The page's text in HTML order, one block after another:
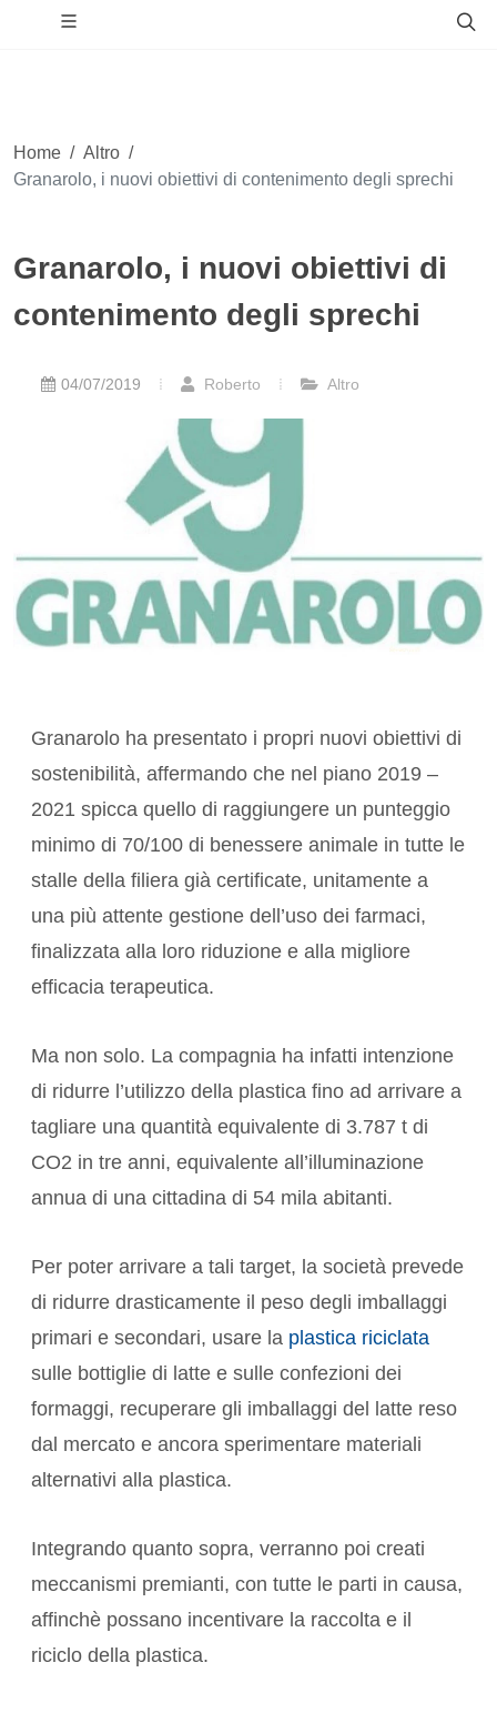
Home / Altro /
Granarolo, i nuovi obiettivi di contenimento degli sprechi
Granarolo, i nuovi obiettivi di
contenimento degli sprechi
04/07/2019 Roberto Altro
Granarolo ha presentato i propri nuovi obiettivi di
sostenibilità, affermando che nel piano 2019 –
2021 spicca quello di raggiungere un punteggio
minimo di 70/100 di benessere animale in tutte le
stalle della filiera già certificate, unitamente a
una più attente gestione dell’uso dei farmaci,
finalizzata alla loro riduzione e alla migliore
efficacia terapeutica.
Ma non solo. La compagnia ha infatti intenzione
di ridurre l’utilizzo della plastica fino ad arrivare a
tagliare una quantità equivalente di 3.787 t di
CO2 in tre anni, equivalente all’illuminazione
annua di una cittadina di 54 mila abitanti.
Per poter arrivare a tali target, la società prevede
di ridurre drasticamente il peso degli imballaggi
primari e secondari, usare la plastica riciclata
sulle bottiglie di latte e sulle confezioni dei
formaggi, recuperare gli imballaggi del latte reso
dal mercato e ancora sperimentare materiali
alternativi alla plastica.
Integrando quanto sopra, verranno poi creati
meccanismi premianti, con tutte le parti in causa,
affinchè possano incentivare la raccolta e il
riciclo della plastica.